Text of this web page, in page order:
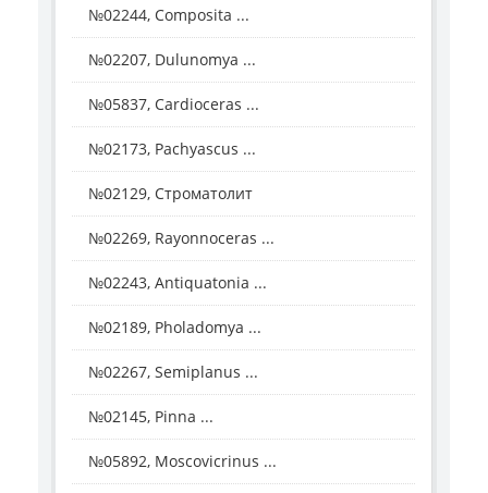
№02244, Composita ...
№02207, Dulunomya ...
№05837, Cardioceras ...
№02173, Pachyascus ...
№02129, Строматолит
№02269, Rayonnoceras ...
№02243, Antiquatonia ...
№02189, Pholadomya ...
№02267, Semiplanus ...
№02145, Pinna ...
№05892, Moscovicrinus ...